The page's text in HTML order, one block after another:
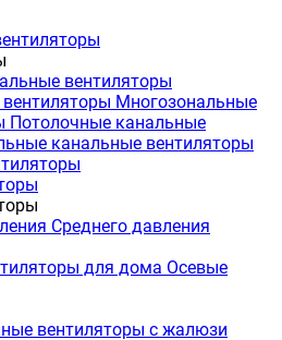
вентиляторы
Многозональные
Потолочные канальные
канальные вентиляторы
Среднего давления
для дома Осевые
вентиляторы с жалюзи